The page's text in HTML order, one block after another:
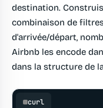
destination.
combinaison de
d'arrivée/départ,
Airbnb les encode
dans la structure de
curl